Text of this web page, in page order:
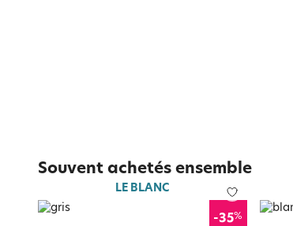
Souvent achetés ensemble
LE BLANC
-35%